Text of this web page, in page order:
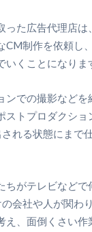
った広告代理店は
CM制作を依頼し
くことになりま
ンでの撮影などを
ストプロダクショ
れる状態にまで
ちがテレビなどで
会社や人が関わ
え、面倒くさい作